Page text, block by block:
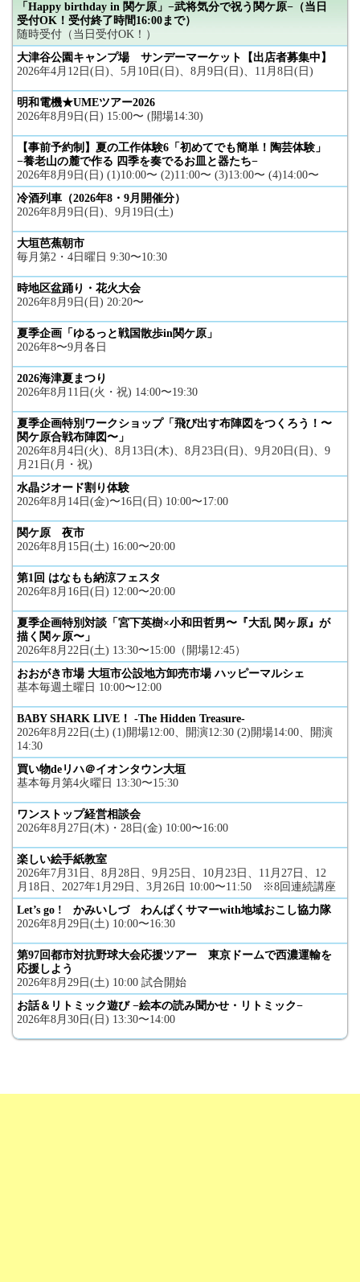
「Happy birthday in 関ケ原」−武将気分で祝う関ケ原−（当日
受付OK！受付終了時間16:00まで）
随時受付（当日受付OK！）
大津谷公園キャンプ場 サンデーマーケット【出店者募集中】
2026年4月12日(日)、5月10日(日)、8月9日(日)、11月8日(日)
明和電機★UMEツアー2026
2026年8月9日(日) 15:00〜 (開場14:30)
【事前予約制】夏の工作体験6「初めてでも簡単！陶芸体験」
−養老山の麓で作る 四季を奏でるお皿と器たち−
2026年8月9日(日) (1)10:00〜 (2)11:00〜 (3)13:00〜 (4)14:00〜
冷酒列車（2026年8・9月開催分）
2026年8月9日(日)、9月19日(土)
大垣芭蕉朝市
毎月第2・4日曜日 9:30〜10:30
時地区盆踊り・花火大会
2026年8月9日(日) 20:20〜
夏季企画「ゆるっと戦国散歩in関ケ原」
2026年8〜9月各日
2026海津夏まつり
2026年8月11日(火・祝) 14:00〜19:30
夏季企画特別ワークショップ「飛び出す布陣図をつくろう！〜
関ケ原合戦布陣図〜」
2026年8月4日(火)、8月13日(木)、8月23日(日)、9月20日(日)、9
月21日(月・祝)
水晶ジオード割り体験
2026年8月14日(金)〜16日(日) 10:00〜17:00
関ケ原 夜市
2026年8月15日(土) 16:00〜20:00
第1回 はなもも納涼フェスタ
2026年8月16日(日) 12:00〜20:00
夏季企画特別対談「宮下英樹×小和田哲男〜『大乱 関ヶ原』が
描く関ヶ原〜」
2026年8月22日(土) 13:30〜15:00（開場12:45）
おおがき市場 大垣市公設地方卸売市場 ハッピーマルシェ
基本毎週土曜日 10:00〜12:00
BABY SHARK LIVE！ -The Hidden Treasure-
2026年8月22日(土) (1)開場12:00、開演12:30 (2)開場14:00、開演
14:30
買い物deリハ＠イオンタウン大垣
基本毎月第4火曜日 13:30〜15:30
ワンストップ経営相談会
2026年8月27日(木)・28日(金) 10:00〜16:00
楽しい絵手紙教室
2026年7月31日、8月28日、9月25日、10月23日、11月27日、12
月18日、2027年1月29日、3月26日 10:00〜11:50 ※8回連続講座
Let’s go ! かみいしづ わんぱくサマーwith地域おこし協力隊
2026年8月29日(土) 10:00〜16:30
第97回都市対抗野球大会応援ツアー 東京ドームで西濃運輸を
応援しよう
2026年8月29日(土) 10:00 試合開始
お話＆リトミック遊び −絵本の読み聞かせ・リトミック−
2026年8月30日(日) 13:30〜14:00